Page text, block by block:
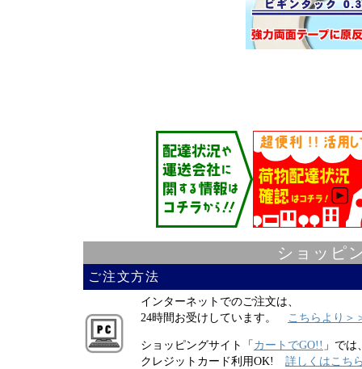
ショッピ
ご注文方法
インターネットでのご注文は、
24時間お受けしています。 こちらより＞
ショッピングサイト「 カートでGO!! 」では
クレジットカード利用OK! 詳しくはこち